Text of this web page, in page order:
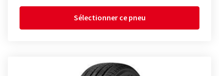
Sélectionner ce pneu